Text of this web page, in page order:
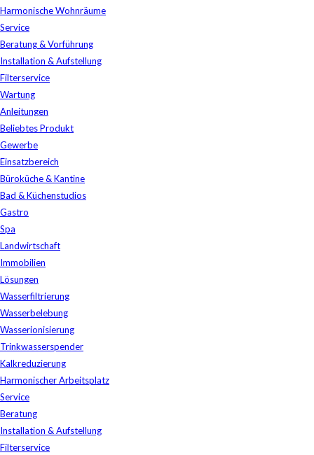
Harmonische Wohnräume
Service
Beratung & Vorführung
Installation & Aufstellung
Filterservice
Wartung
Anleitungen
Beliebtes Produkt
Gewerbe
Einsatzbereich
Büroküche & Kantine
Bad & Küchenstudios
Gastro
Spa
Landwirtschaft
Immobilien
Lösungen
Wasserfiltrierung
Wasserbelebung
Wasserionisierung
Trinkwasserspender
Kalkreduzierung
Harmonischer Arbeitsplatz
Service
Beratung
Installation & Aufstellung
Filterservice